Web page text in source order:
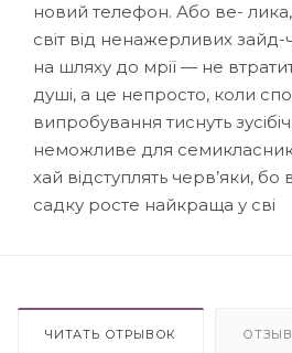
новий телефон. Або ве- лика,
світ від ненажерливих зайд-
на шляху до мрії — не
душі, а це непросто, коли
випробування тиснуть
неможливе для
хай відступлять черв’яки,
садку росте найкраща у сві
ЧИТАТЬ ОТРЫВОК